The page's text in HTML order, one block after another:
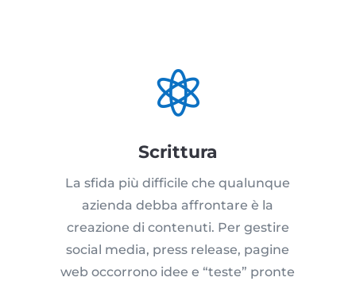

Scrittura
La sfida più difficile che qualunque
azienda debba affrontare è la
creazione di contenuti. Per gestire
social media, press release, pagine
web occorrono idee e “teste” pronte